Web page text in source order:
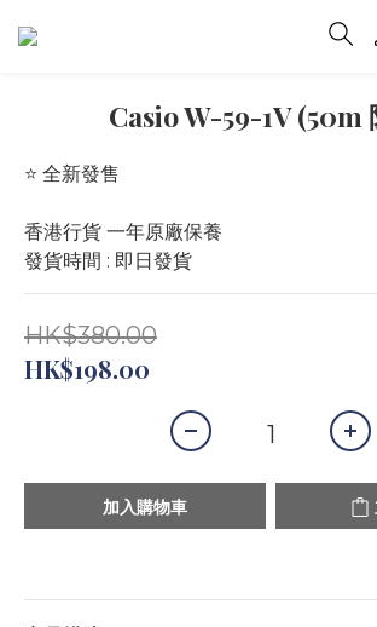
Casio W-59-1V (50m
⭐️ 全新發售
香港行貨 一年原廠保養
發貨時間 : 即日發貨
HK$380.00
HK$198.00
加入購物車